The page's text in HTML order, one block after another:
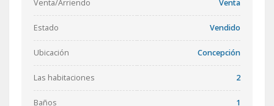
Venta/Arriendo Venta
Estado Vendido
Ubicación Concepción
Las habitaciones 2
Baños 1